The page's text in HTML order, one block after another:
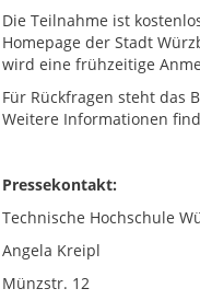
Die Teilnahme ist
Homepage der Stadt
wird eine frühzeitige
Für Rückfragen steht das
Weitere Informationen
Pressekontakt:
Technische Hochschule
Angela Kreipl
Münzstr. 12